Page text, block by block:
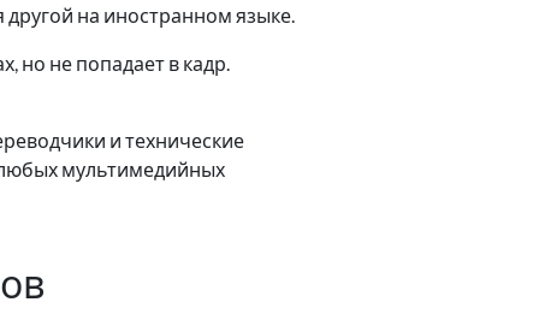
на иностранном языке.
но не попадает в кадр.
и технические
любых мультимедийных